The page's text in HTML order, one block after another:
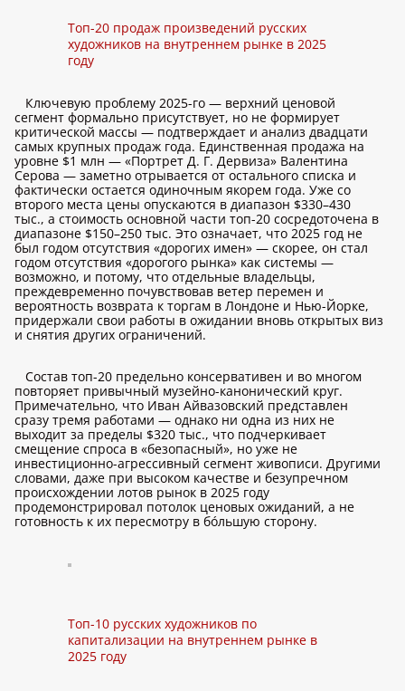
Топ-20 продаж произведений русских
художников на внутреннем рынке в 2025
году
Ключевую проблему 2025-го — верхний ценовой
сегмент формально присутствует, но не формирует
критической массы — подтверждает и анализ двадцати
самых крупных продаж года. Единственная продажа на
уровне $1 млн — «Портрет Д. Г. Дервиза» Валентина
Серова — заметно отрывается от остального списка и
фактически остается одиночным якорем года. Уже со
второго места цены опускаются в диапазон $330–430
тыс., а стоимость основной части топ-20 сосредоточена в
диапазоне $150–250 тыс. Это означает, что 2025 год не
был годом отсутствия «дорогих имен» — скорее, он стал
годом отсутствия «дорогого рынка» как системы —
возможно, и потому, что отдельные владельцы,
преждевременно почувствовав ветер перемен и
вероятность возврата к торгам в Лондоне и Нью-Йорке,
придержали свои работы в ожидании вновь открытых виз
и снятия других ограничений.
Состав топ-20 предельно консервативен и во многом
повторяет привычный музейно-канонический круг.
Примечательно, что Иван Айвазовский представлен
сразу тремя работами — однако ни одна из них не
выходит за пределы $320 тыс., что подчеркивает
смещение спроса в «безопасный», но уже не
инвестиционно-агрессивный сегмент живописи. Другими
словами, даже при высоком качестве и безупречном
происхождении лотов рынок в 2025 году
продемонстрировал потолок ценовых ожиданий, а не
готовность к их пересмотру в бóльшую сторону.
Топ-10 русских художников по
капитализации на внутреннем рынке в
2025 году